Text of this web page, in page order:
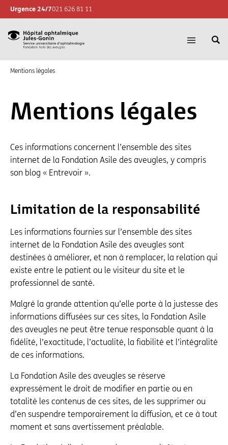
Urgence 24/7021 626 81 11
Hôpital
ophtalmique
Jules-
universitaire
Asile
des
aveugles
la
Mentions légales
Mentions légales
Ces informations concernent l’ensemble des sites
internet de la Fondation Asile des aveugles, y compris
son blog « Entrevoir ».
Limitation de la responsabilité
Les informations fournies sur l’ensemble des sites
internet de la Fondation Asile des aveugles sont
destinées à améliorer, et non à remplacer, la relation qui
existe entre le patient ou le visiteur du site et le
professionnel de santé.
Malgré la grande attention qu’elle porte à la justesse des
informations diffusées sur ces sites, la Fondation Asile
des aveugles ne peut être tenue responsable quant à la
fidélité, l’exactitude, l’actualité, la fiabilité et l’intégralité
de ces informations.
La Fondation Asile des aveugles se réserve
expressément le droit de modifier en partie ou en
totalité les contenus de ces sites, de les supprimer ou
d’en suspendre temporairement la diffusion, et ce à tout
moment et sans avertissement préalable.